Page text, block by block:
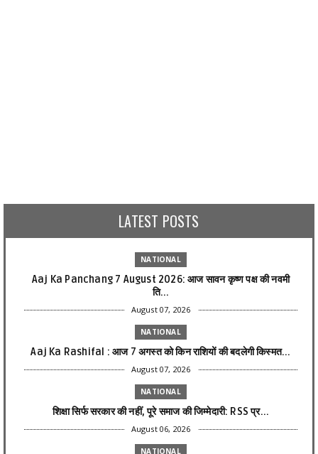
LATEST POSTS
NATIONAL
Aaj Ka Panchang 7 August 2026: आज सावन कृष्ण पक्ष की नवमी
ति...
August 07, 2026
NATIONAL
Aaj Ka Rashifal : आज 7 अगस्त को किन राशियों की बदलेगी किस्मत...
August 07, 2026
NATIONAL
शिक्षा सिर्फ सरकार की नहीं, पूरे समाज की जिम्मेदारी: RSS प्र...
August 06, 2026
NATIONAL